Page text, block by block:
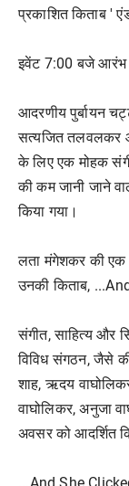
प्रकाशित किताब '
इवेंट 7:00 बजे
आदरणीय पुर्बायन
सत्यजित तलवलकर
के लिए एक मोहक
की कम जानी जाने
किया गया।
लता मंगेशकर की एक
उनकी किताब,
संगीत, साहित्य और
विविध संगठन, जैसे
शाह, ऋदय
वाघोलिकर, अनुजा
अवसर को आदर्शित